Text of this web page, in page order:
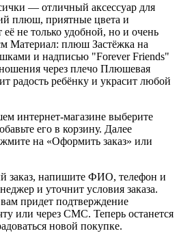
— отличный аксессуар для
плюш, приятные цвета и
не только удобной, но и очень
Материал: плюш Застёжка на
и надписью "Forever Friends"
через плечо Плюшевая
радость ребёнку и украсит любой
интернет-магазине выберите
его в корзину. Далее
на «Оформить заказ» или
заказ, напишите ФИО, телефон и
и уточнит условия заказа.
вам придет подтверждение
или через СМС. Теперь останется
новой покупке.